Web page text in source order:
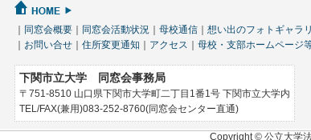
同窓会概要｜ 同窓会活動状況｜ 母校通信｜ 想い出のフォトギャラ
お問い合せ｜ 住所変更通知 アクセス 母校・支部ホームページ
下関市立大学 同窓会事務局
〒751-8510 山口県下関市大学町二丁目1番1号 下関市立大学内
TEL/FAX(兼用)083-252-8760(同窓会センター直通)
Copyright © 公立大学